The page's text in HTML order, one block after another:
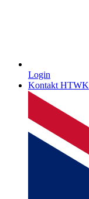
Login
Kontakt HTWK